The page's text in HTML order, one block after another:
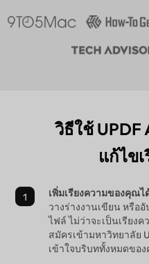
วิธีใช้ UPDF
แก้ไข
เพิ่มเรียงความของคุณ
วางร่างงานเขียน หรือ
ไฟล์ ไม่ว่าจะเป็นเรียง
สมัครเข้ามหาวิทยาลัย
เข้าใจบริบททั้งหมดขอ